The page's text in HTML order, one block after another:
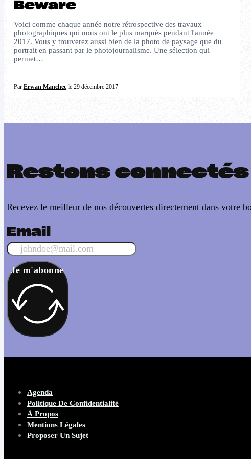
Beware
Voici comme chaque année notre rétrospective des travaux
photographiques qui nous ont le plus marqués pendant l'année
2017. Vous y trouverez aussi bien de la photo de paysage que du
portrait en passant par le photojournalisme. Une sélection qui
permet…
Par Erwan Manchecle 29 décembre 2017
Restons connectés
Recevez le meilleur de nos découvertes directement dans votre
Email
Je m'abonne
Agenda
Politique De Confidentialité
À Propos
Mentions Légales
Proposer Un Sujet